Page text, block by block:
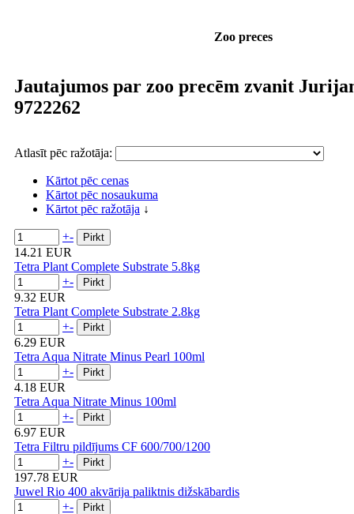
Zoo preces
Jautajumos par zoo precēm zvanit
9722262
Atlasīt pēc ražotāja:
Kārtot pēc cenas
Kārtot pēc nosaukuma
Kārtot pēc ražotāja ↓
+-
14.21 EUR
Tetra Plant Complete Substrate 5.8kg
+-
9.32 EUR
Tetra Plant Complete Substrate 2.8kg
+-
6.29 EUR
Tetra Aqua Nitrate Minus Pearl 100ml
+-
4.18 EUR
Tetra Aqua Nitrate Minus 100ml
+-
6.97 EUR
Tetra Filtru pildījums CF 600/700/1200
+-
197.78 EUR
Juwel Rio 400 akvārija paliktnis dižskābardis
+-